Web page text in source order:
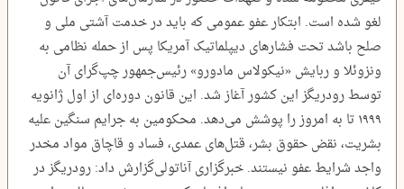
لغو شده است. ابتکار عفو عمومی که باید در خدمت آشتی ملی و
صلح باشد تحت فشارهای دیپلماتیک آمریکا پس از حمله نظامی به
ونزوئلا و ربایش‌ «نیکولاس مادورو» رئیس‌جمهور چپ‌گرای آن
توسط رودریگز این کشور آغاز شد. این قانون دوره‌ای از اول ژانویه
۱۹۹۹ تا به امروز را پوشش می‌دهد. محکومین به جرایم سنگین علیه
بشریت، نقض حقوق بشر، قتل‌های عمدی، فساد و قاچاق مواد مخدر
واجد شرایط عفو نیستند. خبرگزاری آناتولی‌گزارش داد: رودریگز در